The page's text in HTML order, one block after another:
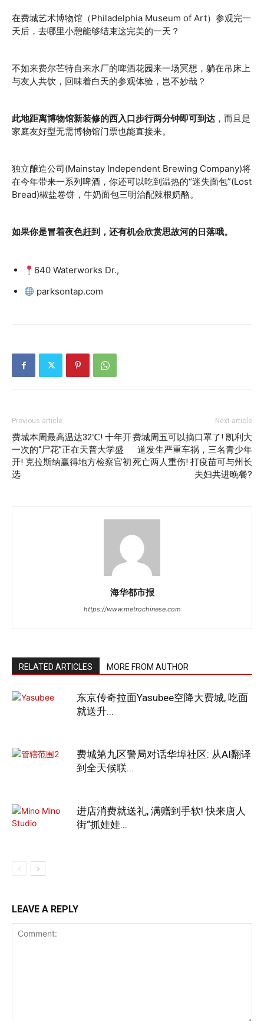
在费城艺术博物馆（Philadelphia Museum of Art）参观完一
天后，去哪里小憩能够结束这完美的一天？
不如来费尔芒特自来水厂的啤酒花园来一场冥想，躺在吊床上
与友人共饮，回味着白天的参观体验，岂不妙哉？
此地距离博物馆新装修的西入口步行两分钟即可到达 ，而且是
家庭友好型无需博物馆门票也能直接来。
独立酿造公司(Mainstay Independent Brewing Company)将
在今年带来一系列啤酒，你还可以吃到温热的“迷失面包”(Lost
Bread)椒盐卷饼，牛奶面包三明治配辣根奶酪。
如果你是冒着夜色赶到，还有机会欣赏思故河的日落哦。
640 Waterworks Dr.,
parksontap.com
Previous article
费城本周最高温达32℃! 十年开
一次的“尸花”正在天普大学盛
开! 克拉斯纳赢得地方检察官初
选
Next article
费城周五可以摘口罩了! 凯利大
道发生严重车祸，三名青少年
死亡两人重伤! 打疫苗可与州长
夫妇共进晚餐?
海华都市报
https://www.metrochinese.com
RELATED ARTICLES MORE FROM AUTHOR
东京传奇拉面Yasubee空降大费城, 吃面
就送升...
费城第九区警局对话华埠社区: 从AI翻译
到全天候联...
进店消费就送礼, 满赠到手软! 快来唐人
街“抓娃娃...
LEAVE A REPLY